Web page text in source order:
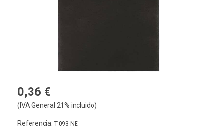
0,36 €
(IVA General 21% incluido)
Referencia: T-093-NE